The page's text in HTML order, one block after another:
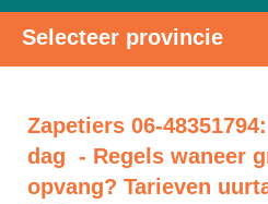
Selecteer provincie
Zapetiers 06-
dag - Regels waneer
opvang? Tarieven